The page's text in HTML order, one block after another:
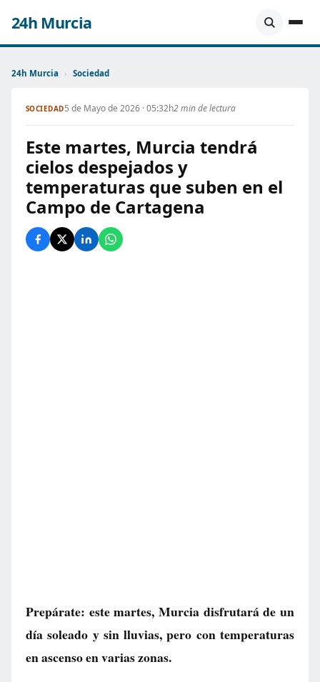
24h Murcia
24h Murcia › Sociedad
SOCIEDAD5 de Mayo de 2026 · 05:32h2 min de lectura
Este martes, Murcia tendrá
cielos despejados y
temperaturas que suben en el
Campo de Cartagena
Prepárate: este martes, Murcia disfrutará de un
día soleado y sin lluvias, pero con temperaturas
en ascenso en varias zonas.